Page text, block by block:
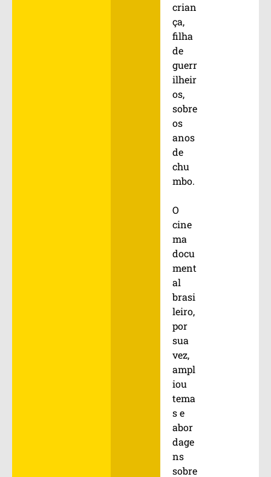
crian
ça,
filha
de
guerr
ilheir
os,
sobre
os
anos
de
chu
mbo.
O
cine
ma
docu
ment
al
brasi
leiro,
por
sua
vez,
ampl
iou
tema
s e
abor
dage
ns
sobre